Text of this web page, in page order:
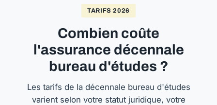
TARIFS 2026
Combien coûte
l'assurance décennale
bureau d'études ?
Les tarifs de la décennale bureau d'études
varient selon votre statut juridique, votre